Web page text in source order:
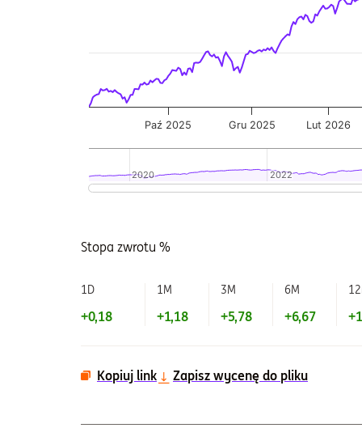
Paź 2025 Gru 2025 Lut 2026
2020
2020 2022
2022
Stopa zwrotu %
1D 1M 3M 6M
+0,18 +1,18 +5,78 +6,67
Kopiuj link Zapisz wycenę do pliku